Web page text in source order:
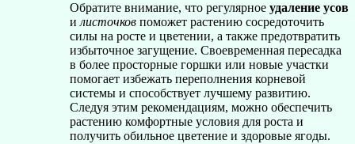
Обратите внимание, что регулярное удаление усов
и листочков поможет растению сосредоточить
силы на росте и цветении, а также предотвратить
избыточное загущение. Своевременная пересадка
в более просторные горшки или новые участки
помогает избежать переполнения корневой
системы и способствует лучшему развитию.
Следуя этим рекомендациям, можно обеспечить
растению комфортные условия для роста и
получить обильное цветение и здоровые ягоды.